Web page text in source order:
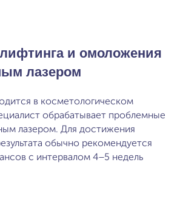
и омоложения
лазером
в косметологическом
обрабатывает проблемные
лазером. Для достижения
обычно рекомендуется
с интервалом 4−5 недель